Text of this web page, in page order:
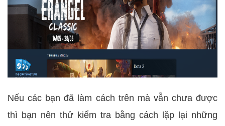
Nếu các bạn đã làm cách trên mà vẫn chưa được
thì bạn nên thử kiểm tra bằng cách lặp lại những